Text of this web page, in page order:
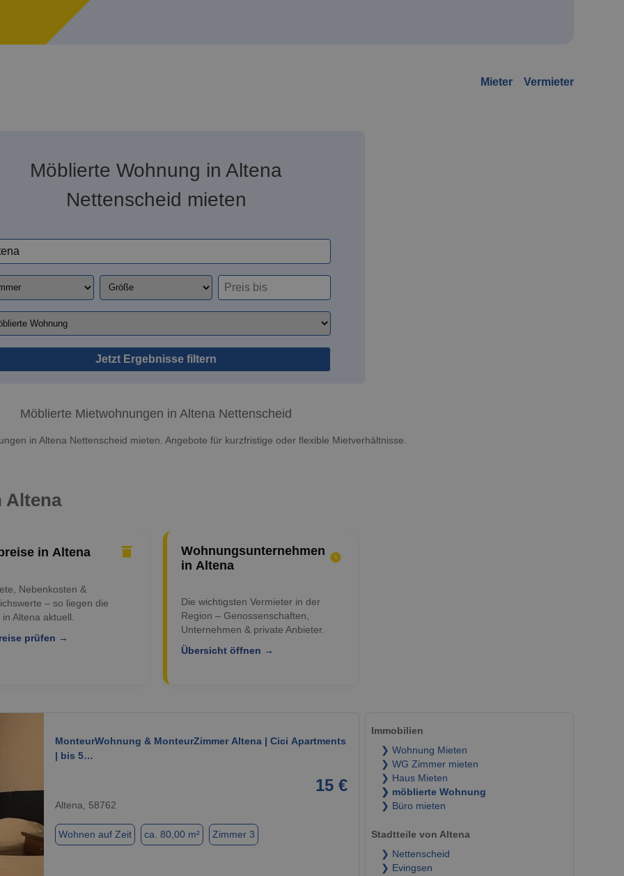
Mieter Vermieter
Möblierte Wohnung in Altena
Nettenscheid mieten
Jetzt Ergebnisse filtern
Möblierte Mietwohnungen in Altena Nettenscheid
in Altena Nettenscheid mieten. Angebote für kurzfristige oder flexible Mietverhältnisse.
Altena
in Altena
Nebenkosten &
– so liegen die
Altena aktuell.
prüfen →
Wohnungsunternehmen
in Altena
Die wichtigsten Vermieter in der
Region – Genossenschaften,
Unternehmen & private Anbieter.
Übersicht öffnen →
MonteurWohnung & MonteurZimmer Altena | Cici Apartments
| bis 5…
15 €
Altena, 58762
Wohnen auf Zeit ca. 80,00 m² Zimmer 3
Immobilien
❯ Wohnung Mieten
❯ WG Zimmer mieten
❯ Haus Mieten
❯ möblierte Wohnung
❯ Büro mieten
Stadtteile von Altena
❯ Nettenscheid
❯ Evingsen